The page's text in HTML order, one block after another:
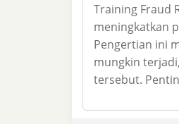
Training Fraud
meningkatkan
Pengertian ini
mungkin
tersebut.